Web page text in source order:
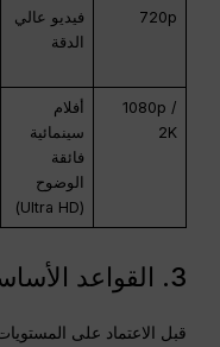
720p
فيديو عالي
الدقة
1080p /
2K
أفلام
سينمائية
فائقة
الوضوح
(Ultra HD)
3. القواعد الأساسية للاستخدام المجاني
قبل الاعتماد على